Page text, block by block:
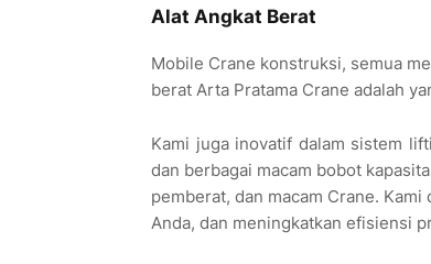
Alat Angkat Berat
Mobile Crane konstruksi, semua
berat Arta Pratama Crane adalah
Kami juga inovatif dalam sistem
dan berbagai macam bobot
pemberat, dan macam Crane.
Anda, dan meningkatkan efisiensi